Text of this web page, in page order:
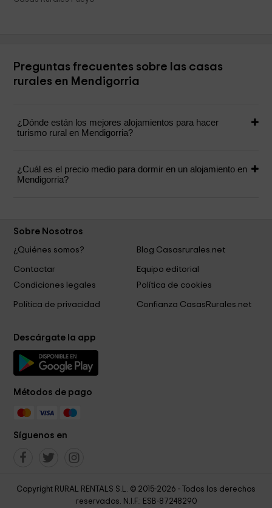
Preguntas frecuentes sobre las casas
rurales en Mendigorria
¿Dónde están los mejores alojamientos para hacer
turismo rural en Mendigorria?
¿Cuál es el precio medio para dormir en un alojamiento en
Mendigorria?
Sobre Nosotros
¿Quiénes somos?
Blog Casasrurales.net
Contactar
Equipo editorial
Condiciones legales
Política de cookies
Política de privacidad Confianza CasasRurales.net
Descárgate la app
Métodos de pago
Síguenos en
Copyright RURAL RENTALS S.L. © 2015-2026 - Todos los derechos
reservados. N.I.F.: ESB-87248290